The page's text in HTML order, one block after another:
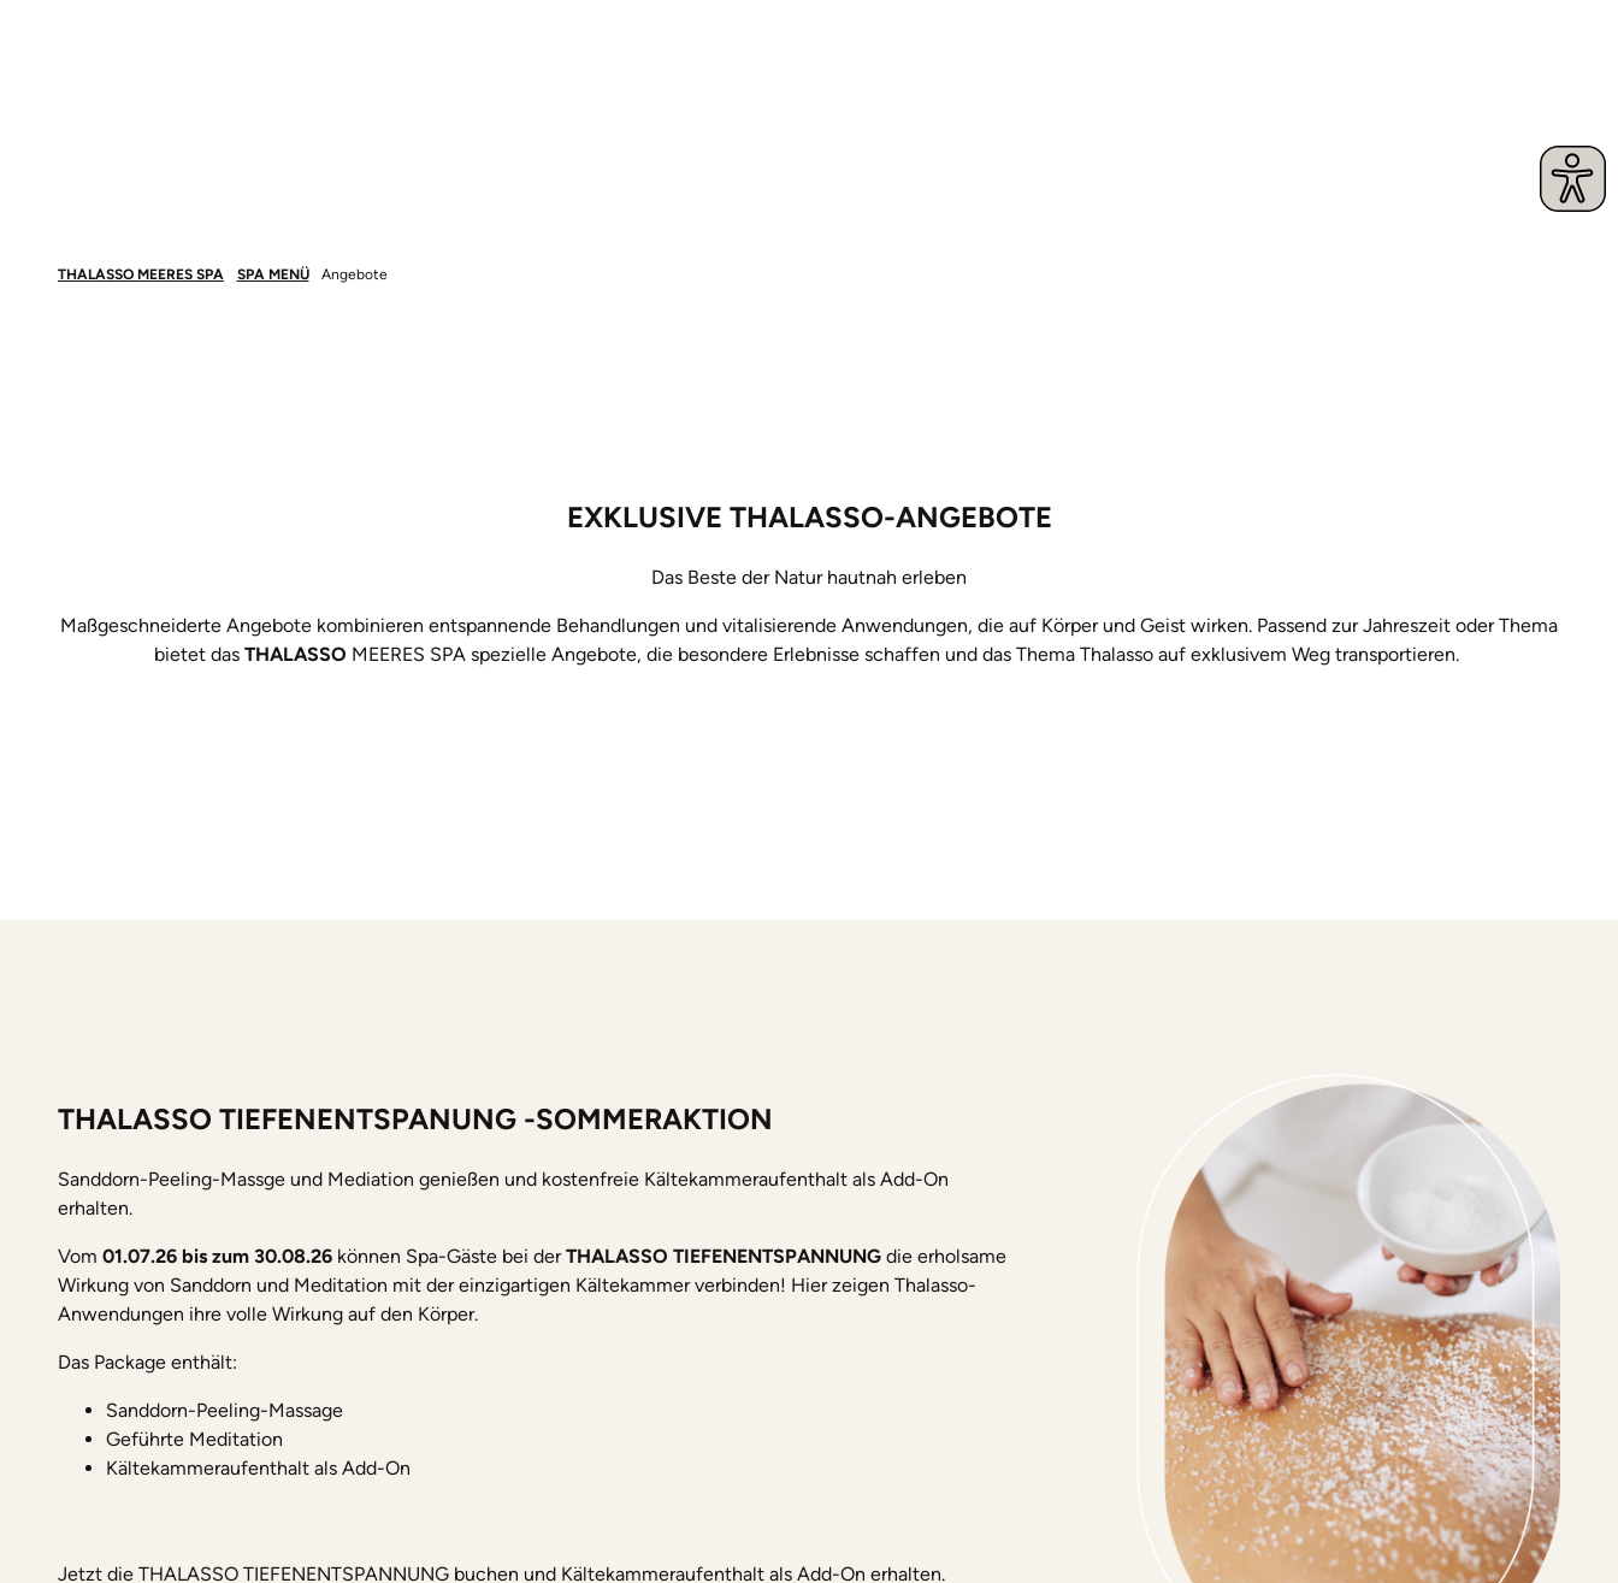
THALASSO MEERES SPA SPA MENÜ Angebote
EXKLUSIVE THALASSO-ANGEBOTE
Das Beste der Natur hautnah erleben
Maßgeschneiderte Angebote kombinieren entspannende Behandlungen und vitalisierende Anwendungen, die auf Körper und Geist wirken. Passend zur Jahreszeit oder Thema
bietet das THALASSO MEERES SPA spezielle Angebote, die besondere Erlebnisse schaffen und das Thema Thalasso auf exklusivem Weg transportieren.
THALASSO TIEFENENTSPANUNG -SOMMERAKTION
Sanddorn-Peeling-Massge und Mediation genießen und kostenfreie Kältekammeraufenthalt als Add-On
erhalten.
Vom 01.07.26 bis zum 30.08.26 können Spa-Gäste bei derTHALASSO TIEFENENTSPANNUNG die erholsame
Wirkung von Sanddorn und Meditation mit der einzigartigen Kältekammer verbinden! Hier zeigen Thalasso-
Anwendungen ihre volle Wirkung auf den Körper.
Das Package enthält:
Sanddorn-Peeling-Massage
Geführte Meditation
Kältekammeraufenthalt als Add-On
Jetzt die THALASSO TIEFENENTSPANNUNG buchen und Kältekammeraufenthalt als Add-On erhalten.